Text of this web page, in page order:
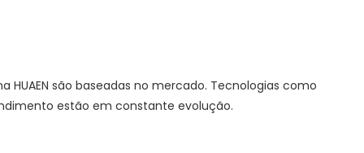
HUAEN são baseadas no mercado. Tecnologias como
estão em constante evolução.